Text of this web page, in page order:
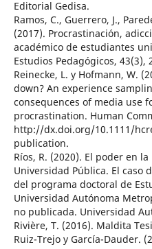
Editorial Gedisa.
Ramos, C., Guerrero, J.,
(2017). Procrastinación,
académico de estudiantes
Estudios Pedagógicos, 43(3),
Reinecke, L. y Hofmann, W.
down? An experience
consequences of media use
procrastination. Human
http://dx.doi.org/10.1111/
publication.
Ríos, R. (2020). El poder en
Universidad Pública. El caso
del programa doctoral de
Universidad Autónoma
no publicada. Universidad
Rivière, T. (2016). Maldita
Ruiz-Trejo y García-Dauder.